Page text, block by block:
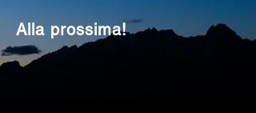
Alla prossima!